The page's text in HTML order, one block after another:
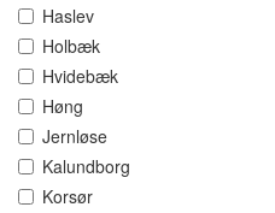
Haslev
Holbæk
Hvidebæk
Høng
Jernløse
Kalundborg
Korsør